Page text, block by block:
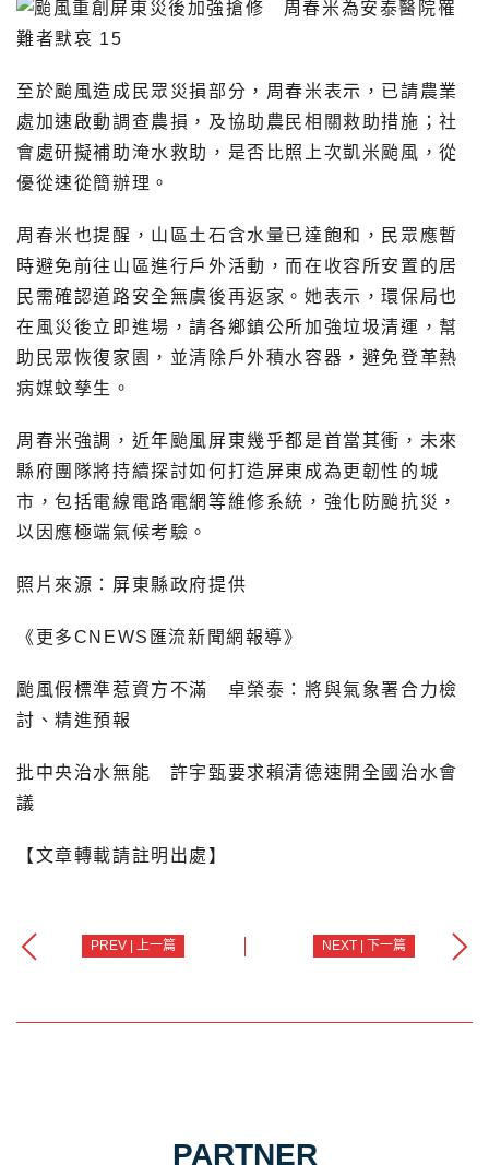
至於颱風造成民眾災損部分，周春米表示，已請農業
處加速啟動調查農損，及協助農民相關救助措施；社
會處研擬補助淹水救助，是否比照上次凱米颱風，從
優從速從簡辦理。
周春米也提醒，山區土石含水量已達飽和，民眾應暫
時避免前往山區進行戶外活動，而在收容所安置的居
民需確認道路安全無虞後再返家。她表示，環保局也
在風災後立即進場，請各鄉鎮公所加強垃圾清運，幫
助民眾恢復家園，並清除戶外積水容器，避免登革熱
病媒蚊孳生。
周春米強調，近年颱風屏東幾乎都是首當其衝，未來
縣府團隊將持續探討如何打造屏東成為更韌性的城
市，包括電線電路電網等維修系統，強化防颱抗災，
以因應極端氣候考驗。
照片來源：屏東縣政府提供
《更多CNEWS匯流新聞網報導》
颱風假標準惹資方不滿 卓榮泰：將與氣象署合力檢
討、精進預報
批中央治水無能 許宇甄要求賴清德速開全國治水會
議
【文章轉載請註明出處】
PREV | 上一篇 NEXT | 下一篇
PARTNER